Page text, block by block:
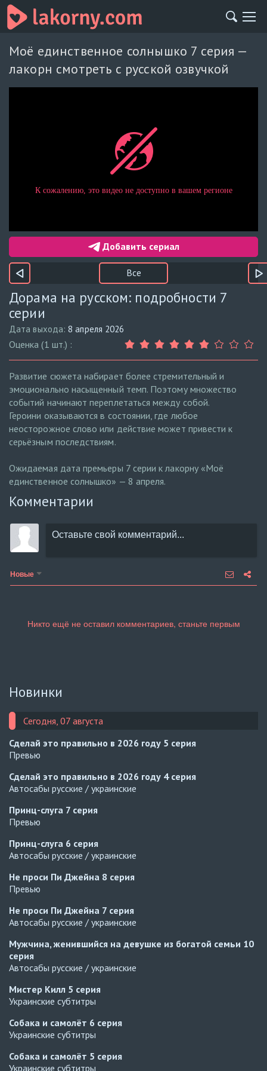
Моё единственное солнышко 7 серия —
лакорн смотреть с русской озвучкой
Добавить сериал
Все
Дорама на русском: подробности 7
серии
Дата выхода:8 апреля 2026
Оценка (1 шт.) :
Развитие сюжета набирает более стремительный и
эмоционально насыщенный темп. Поэтому множество
событий начинают переплетаться между собой.
Героини оказываются в состоянии, где любое
неосторожное слово или действие может привести к
серьёзным последствиям.
Ожидаемая дата премьеры 7 серии к лакорну «Моё
единственное солнышко» — 8 апреля.
Комментарии
Новые
Новинки
Сегодня, 07 августа
Сделай это правильно в 2026 году 5 серия
Превью
Сделай это правильно в 2026 году 4 серия
Автосабы русские / украинские
Принц-слуга 7 серия
Превью
Принц-слуга 6 серия
Автосабы русские / украинские
Не проси Пи Джейна 8 серия
Превью
Не проси Пи Джейна 7 серия
Автосабы русские / украинские
Мужчина, женившийся на девушке из богатой семьи 10
серия
Автосабы русские / украинские
Мистер Килл 5 серия
Украинские субтитры
Собака и самолёт 6 серия
Украинские субтитры
Собака и самолёт 5 серия
Украинские субтитры